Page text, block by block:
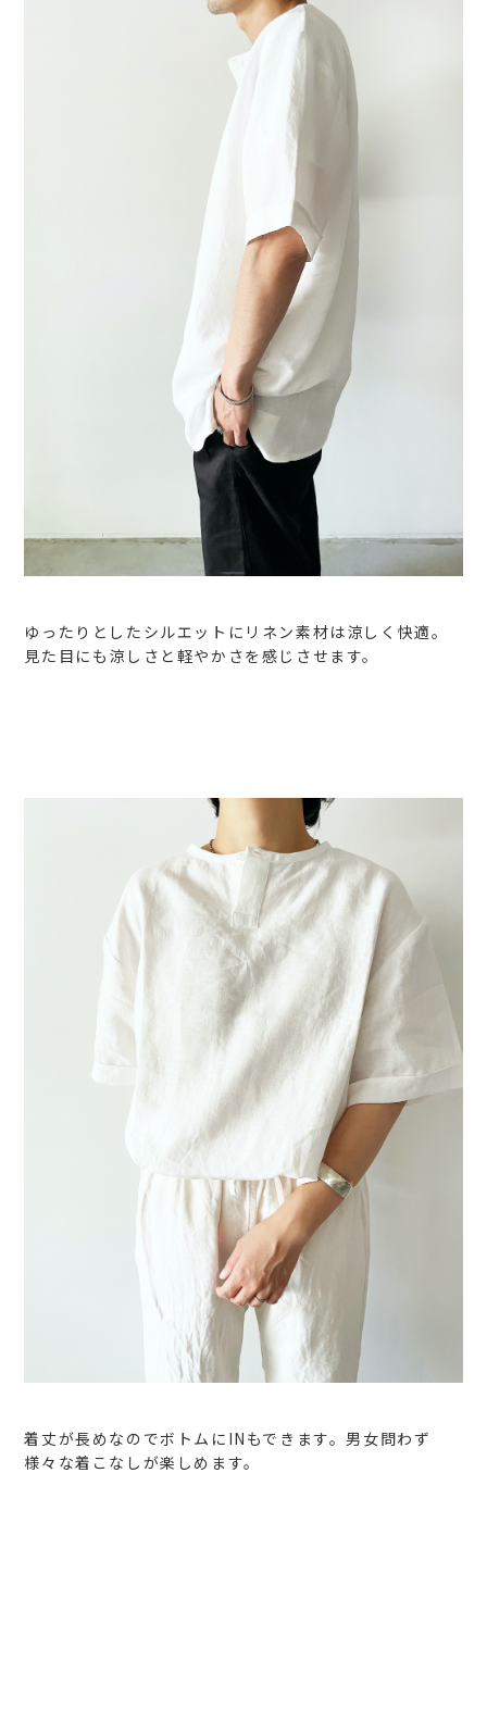
ゆったりとしたシルエットにリネン素材は涼しく快適。
見た目にも涼しさと軽やかさを感じさせます。
着丈が長めなのでボトムにINもできます。男女問わず
様々な着こなしが楽しめます。